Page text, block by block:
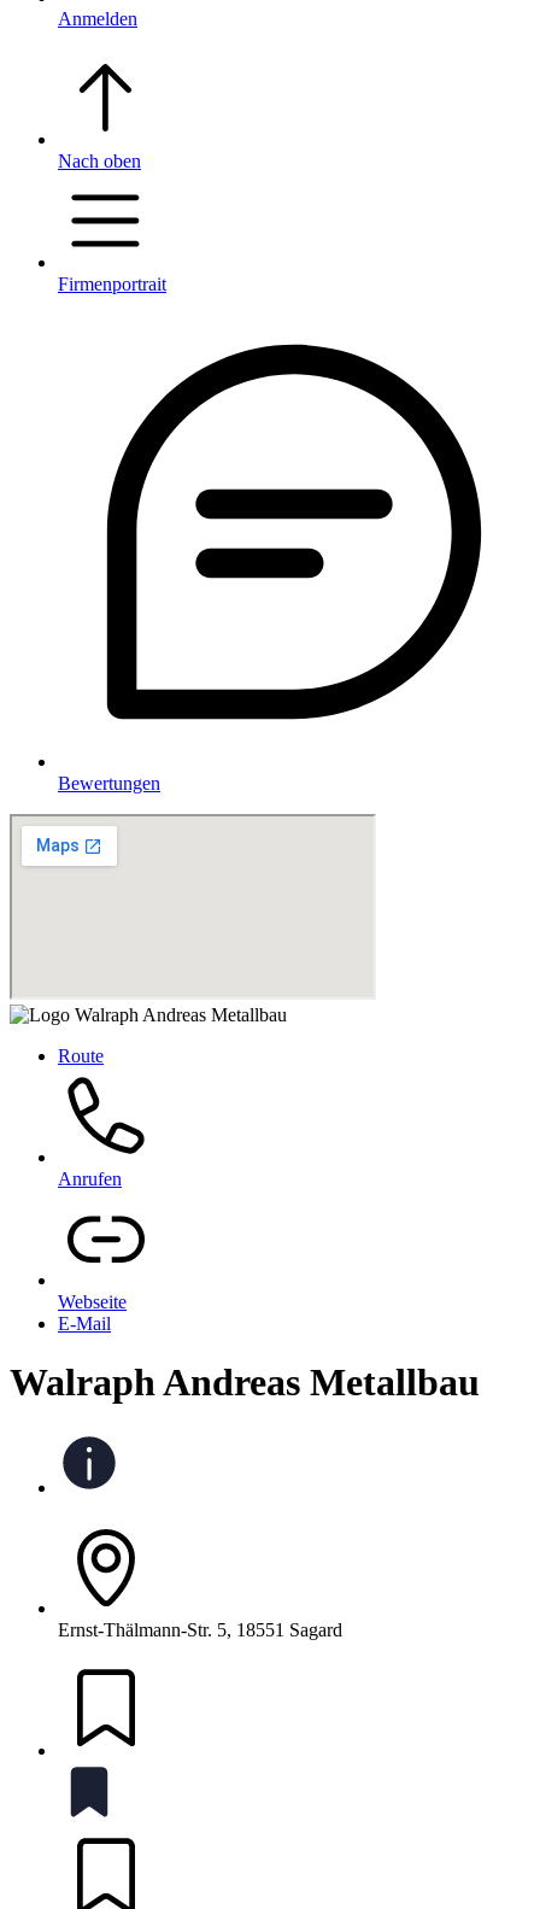
Anmelden
Nach oben
Firmenportrait
Bewertungen
Route
Anrufen
Webseite
E-Mail
Walraph Andreas Metallbau
Ernst-Thälmann-Str. 5, 18551 Sagard